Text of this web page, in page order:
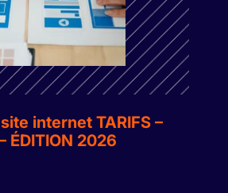
internet TARIFS –
ÉDITION 2026